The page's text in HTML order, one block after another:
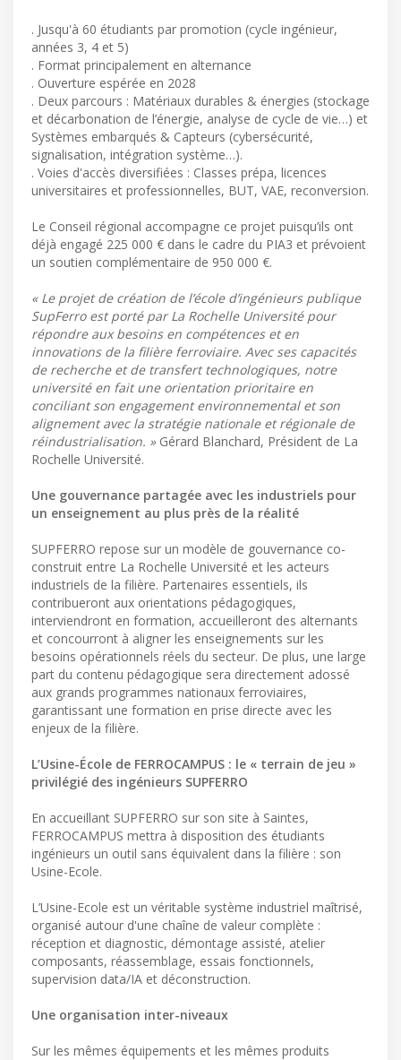
. Jusqu'à 60 étudiants par promotion (cycle ingénieur,
années 3, 4 et 5)
. Format principalement en alternance
. Ouverture espérée en 2028
. Deux parcours : Matériaux durables & énergies (stockage
et décarbonation de l’énergie, analyse de cycle de vie…) et
Systèmes embarqués & Capteurs (cybersécurité,
signalisation, intégration système…).
. Voies d'accès diversifiées : Classes prépa, licences
universitaires et professionnelles, BUT, VAE, reconversion.
Le Conseil régional accompagne ce projet puisqu’ils ont
déjà engagé 225 000 € dans le cadre du PIA3 et prévoient
un soutien complémentaire de 950 000 €.
« Le projet de création de l’école d’ingénieurs publique
SupFerro est porté par La Rochelle Université pour
répondre aux besoins en compétences et en
innovations de la filière ferroviaire. Avec ses capacités
de recherche et de transfert technologiques, notre
université en fait une orientation prioritaire en
conciliant son engagement environnemental et son
alignement avec la stratégie nationale et régionale de
réindustrialisation. »Gérard Blanchard, Président de La
Rochelle Université.
Une gouvernance partagée avec les industriels pour
un enseignement au plus près de la réalité
SUPFERRO repose sur un modèle de gouvernance co-
construit entre La Rochelle Université et les acteurs
industriels de la filière. Partenaires essentiels, ils
contribueront aux orientations pédagogiques,
interviendront en formation, accueilleront des alternants
et concourront à aligner les enseignements sur les
besoins opérationnels réels du secteur. De plus, une large
part du contenu pédagogique sera directement adossé
aux grands programmes nationaux ferroviaires,
garantissant une formation en prise directe avec les
enjeux de la filière.
L’Usine-École de FERROCAMPUS : le « terrain de jeu »
privilégié des ingénieurs SUPFERRO
En accueillant SUPFERRO sur son site à Saintes,
FERROCAMPUS mettra à disposition des étudiants
ingénieurs un outil sans équivalent dans la filière : son
Usine-Ecole.
L’Usine-Ecole est un véritable système industriel maîtrisé,
organisé autour d'une chaîne de valeur complète :
réception et diagnostic, démontage assisté, atelier
composants, réassemblage, essais fonctionnels,
supervision data/IA et déconstruction.
Une organisation inter-niveaux
Sur les mêmes équipements et les mêmes produits